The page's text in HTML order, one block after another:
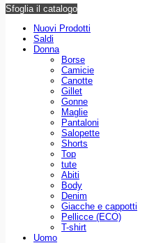
Sfoglia il catalogo
Nuovi Prodotti
Saldi
Donna
Borse
Camicie
Canotte
Gillet
Gonne
Maglie
Pantaloni
Salopette
Shorts
Top
tute
Abiti
Body
Denim
Giacche e cappotti
Pellicce (ECO)
T-shirt
Uomo